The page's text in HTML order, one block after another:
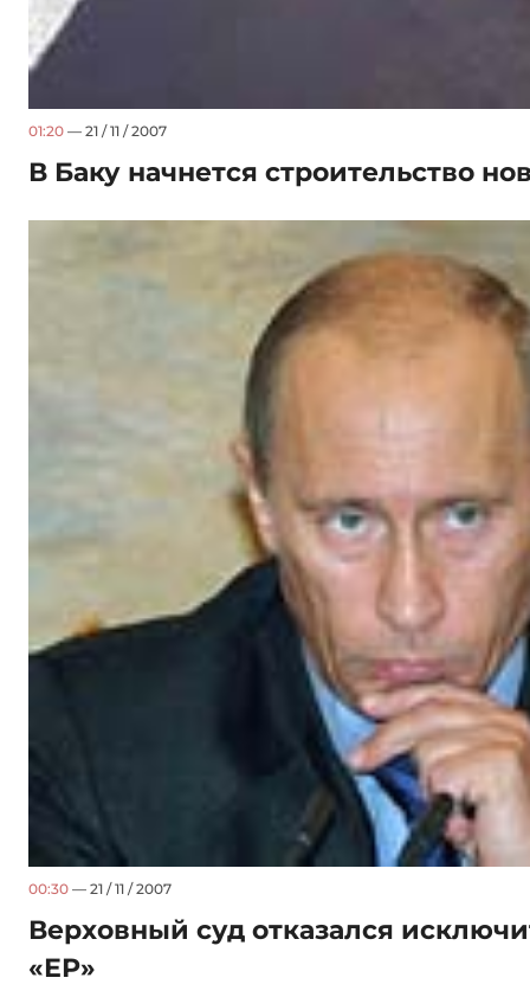
01:20 — 21 / 11 / 2007
В Баку начнется строительство
00:30 — 21 / 11 / 2007
Верховный суд отказался
«ЕР»